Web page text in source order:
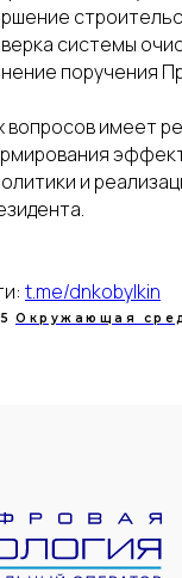
системы
поручения
вопросов имеет
и
t.me/dnkobylkin
Окружающая